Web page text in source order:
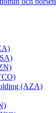
(AZA)